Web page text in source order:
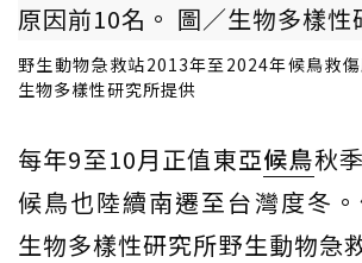
野生動物急救站2013年至2024年候鳥救
生物多樣性研究所提供
每年9至10月正值東亞候鳥秋
候鳥也陸續南遷至台灣度冬
生物多樣性研究所野生動物急